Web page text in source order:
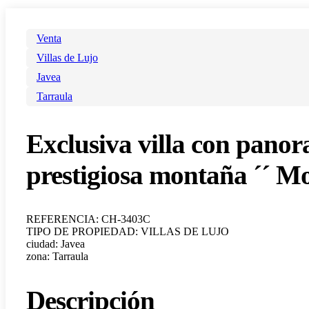
Venta
Villas de Lujo
Javea
Tarraula
Exclusiva villa con
prestigiosa montaña ´´
REFERENCIA: CH-3403C
TIPO DE PROPIEDAD: VILLAS DE LUJO
ciudad: Javea
zona: Tarraula
Descripción